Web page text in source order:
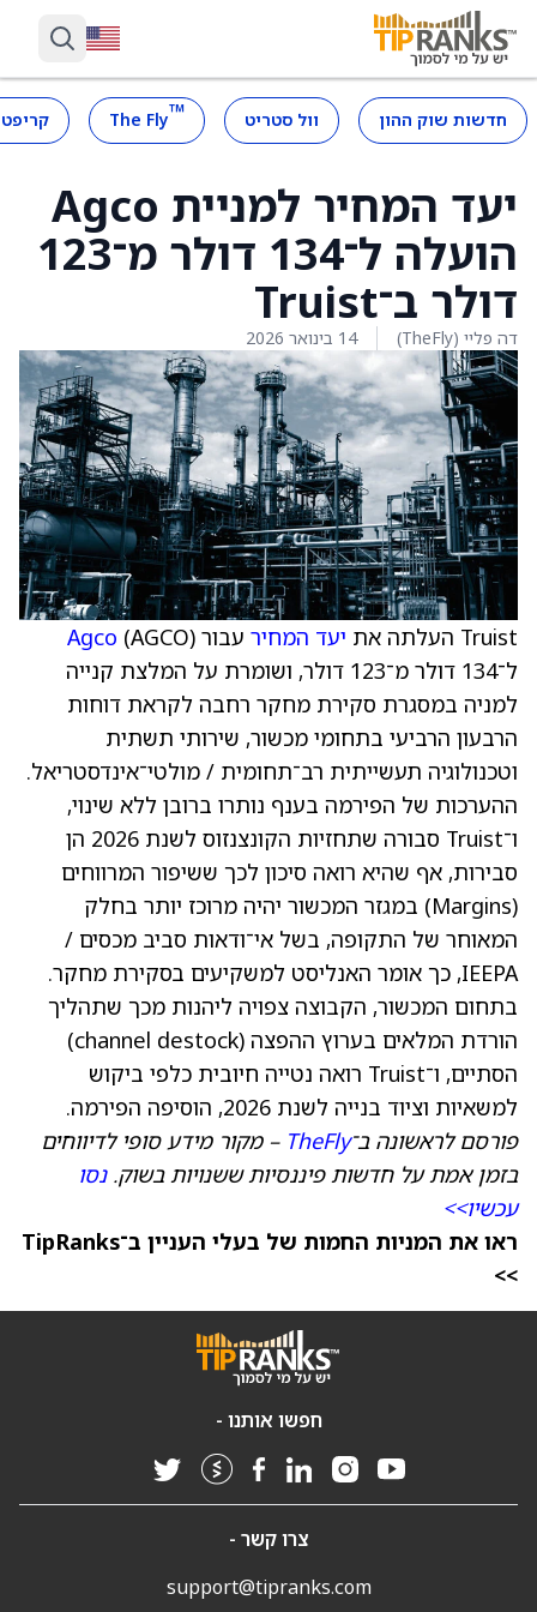
חדשות שוק ההון וול סטריט ™
The Fly
יעד המחיר למניית Agco
הועלה ל־134 דולר מ־123
דולר ב־Truist
דה פליי (TheFly) 14 בינואר 2026
Truist העלתה את יעד המחיר עבור Agco (AGCO)
ל־134 דולר מ־123 דולר, ושומרת על המלצת קנייה
למניה במסגרת סקירת מחקר רחבה לקראת דוחות
הרבעון הרביעי בתחומי מכשור, שירותי תשתית
וטכנולוגיה תעשייתית רב־תחומית / מולטי־אינדסטריאל.
ההערכות של הפירמה בענף נותרו ברובן ללא שינוי,
ו־Truist סבורה שתחזיות הקונצנזוס לשנת 2026 הן
סבירות, אף שהיא רואה סיכון לכך ששיפור המרווחים
(Margins) במגזר המכשור יהיה מרוכז יותר בחלק
המאוחר של התקופה, בשל אי־ודאות סביב מכסים /
IEEPA, כך אומר האנליסט למשקיעים בסקירת מחקר.
בתחום המכשור, הקבוצה צפויה ליהנות מכך שתהליך
הורדת המלאים בערוץ ההפצה (channel destock)
הסתיים, ו־Truist רואה נטייה חיובית כלפי ביקוש
למשאיות וציוד בנייה לשנת 2026, הוסיפה הפירמה.
פורסם לראשונה ב־TheFly – מקור מידע סופי לדיווחים
בזמן אמת על חדשות פיננסיות ששנויות בשוק.נסו
עכשיו>>
ראו את המניות החמות של בעלי העניין ב־TipRanks
>>
חפשו אותנו -
צרו קשר -
support@tipranks.com